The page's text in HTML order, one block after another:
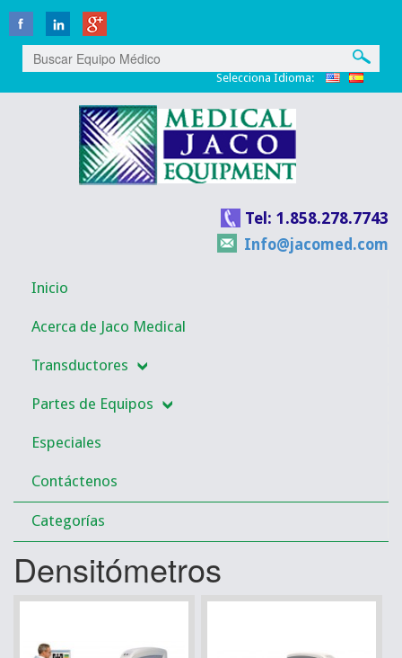
Selecciona Idioma:
Tel: 1.858.278.7743
Info@jacomed.com
Inicio
Acerca de Jaco Medical
Transductores
Partes de Equipos
Especiales
Contáctenos
Categorías
Densitómetros